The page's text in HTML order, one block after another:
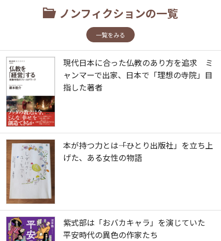
ノンフィクションの一覧
一覧をみる
現代日本に合った仏教のあり方を追求 ミ
ャンマーで出家、日本で「理想の寺院」目
指した著者
本が持つ力とは――「ひとり出版社」を立ち上
げた、ある女性の物語
紫式部は「おバカキャラ」を演じていた
平安時代の異色の作家たち